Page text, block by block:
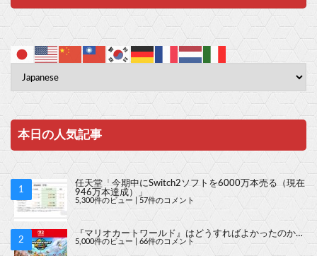
本日の人気記事
任天堂「今期中にSwitch2ソフトを6000万本売る（現在
946万本達成）」
5,300件のビュー 57件のコメント
『マリオカートワールド』はどうすればよかったのか…
5,000件のビュー 66件のコメント